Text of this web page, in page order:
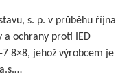
s. p. v průběhu října
a ochrany proti IED
7 8×8, jehož výrobcem je
a.s.…